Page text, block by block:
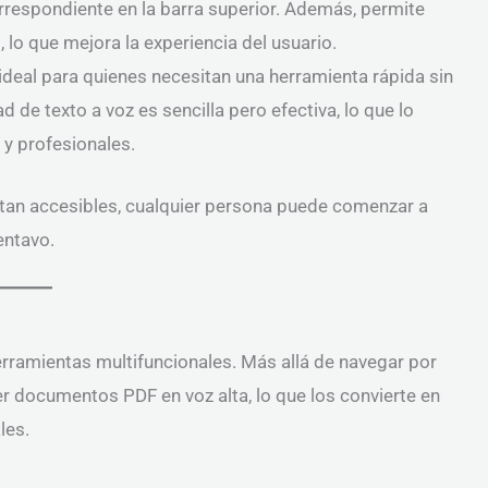
en la barra superior. Además, permite
que mejora la experiencia del usuario.
para quienes necesitan una herramienta rápida sin
de texto a voz es sencilla pero efectiva, lo que lo
profesionales.
accesibles, cualquier persona puede comenzar a
multifuncionales. Más allá de navegar por
PDF en voz alta, lo que los convierte en